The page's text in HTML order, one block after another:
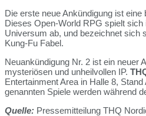
Die erste neue Ankündigung ist eine
Dieses Open-World RPG spielt sich
Universum ab, und bezeichnet sich
Kung-Fu Fabel.
Neuankündigung Nr. 2 ist ein neuer
mysteriösen und unheilvollen IP.
Entertainment Area in Halle 8,
genannten Spiele werden während
Quelle: Pressemitteilung THQ